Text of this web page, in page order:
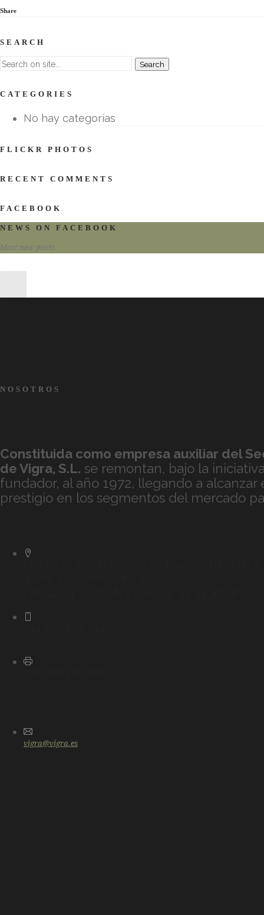
Share
SEARCH
CATEGORIES
No hay categorías
FLICKR PHOTOS
RECENT COMMENTS
FACEBOOK
NEWS ON FACEBOOK
Most new posts
NOSOTROS
Constituida como empresa auxiliar del
deVigra, S.L. se remontan, bajo la
fundador, al año 1972, llegando a
prestigio en los segmentos del mercado
vigra@vigra.es